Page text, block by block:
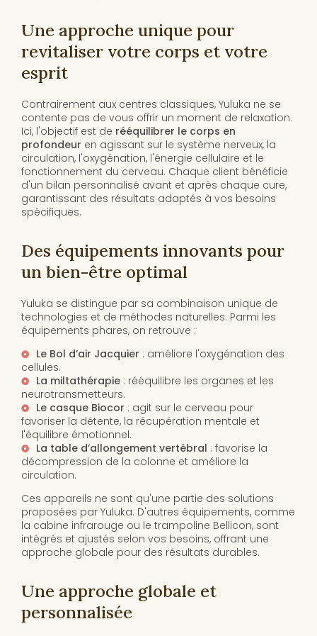
Une approche unique pour
revitaliser votre corps et votre
esprit
Contrairement aux centres classiques, Yuluka ne se
contente pas de vous offrir un moment de relaxation.
Ici, l'objectif est de rééquilibrer le corps en
profondeur en agissant sur le système nerveux, la
circulation, l'oxygénation, l'énergie cellulaire et le
fonctionnement du cerveau. Chaque client bénéficie
d'un bilan personnalisé avant et après chaque cure,
garantissant des résultats adaptés à vos besoins
spécifiques.
Des équipements innovants pour
un bien-être optimal
Yuluka se distingue par sa combinaison unique de
technologies et de méthodes naturelles. Parmi les
équipements phares, on retrouve :
Le Bol d’air Jacquier : améliore l'oxygénation des
cellules.
La miltathérapie : rééquilibre les organes et les
neurotransmetteurs.
Le casque Biocor : agit sur le cerveau pour
favoriser la détente, la récupération mentale et
l'équilibre émotionnel.
La table d’allongement vertébral : favorise la
décompression de la colonne et améliore la
circulation.
Ces appareils ne sont qu'une partie des solutions
proposées par Yuluka. D'autres équipements, comme
la cabine infrarouge ou le trampoline Bellicon, sont
intégrés et ajustés selon vos besoins, offrant une
approche globale pour des résultats durables.
Une approche globale et
personnalisée